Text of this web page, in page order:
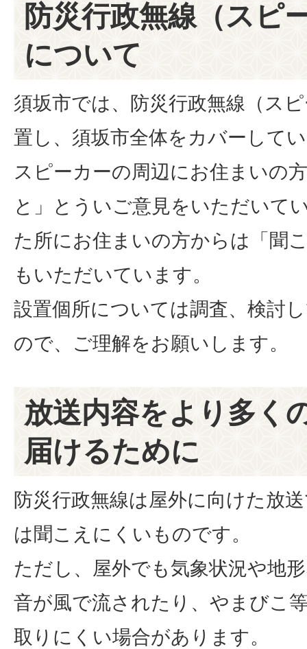
防災行政無線（スピ
について
須坂市では、防災行政無線（ス
置し、須坂市全体をカバーして
スピーカーの周辺にお住まいの
と」とういご意見をいただいて
た所にお住まいの方からは「聞
もいただいています。
設置個所については調査、検討
ので、ご理解をお願いします。
放送内容をより多く
届けるために
防災行政無線は屋外に向けた放
は聞こえにくいものです。
ただし、屋外でも気象状況や地
音が風で流されたり、やまびこ
取りにくい場合があります。